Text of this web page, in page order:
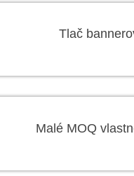
Tlač
Malé MOQ